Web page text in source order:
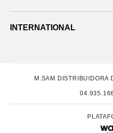
INTERNATIONAL
M.SAM DISTRIBUIDORA